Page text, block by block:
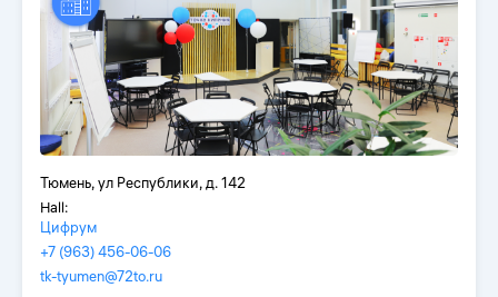
Тюмень, ул Республики, д. 142
Hall:
Цифрум
+7 (963) 456-06-06
tk-tyumen@72to.ru